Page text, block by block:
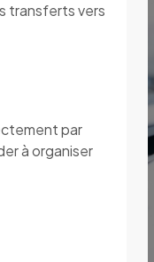
transferts vers
par
à organiser